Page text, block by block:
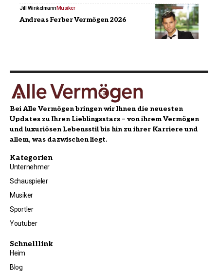
Jill Winkelmann Musiker
Andreas Ferber Vermögen 2026
Bei Alle Vermögen bringen wir Ihnen die neuesten
Updates zu Ihren Lieblingsstars – von ihrem Vermögen
und luxuriösen Lebensstil bis hin zu ihrer Karriere und
allem, was dazwischen liegt.
Kategorien
Unternehmer
Schauspieler
Musiker
Sportler
Youtuber
Schnelllink
Heim
Blog